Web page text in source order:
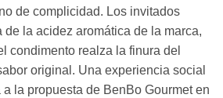
de complicidad. Los invitados
la acidez aromática de la marca,
condimento realza la finura del
original. Una experiencia social
la propuesta de BenBo Gourmet en